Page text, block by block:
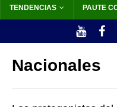
TENDENCIAS PAUTE
Nacionales